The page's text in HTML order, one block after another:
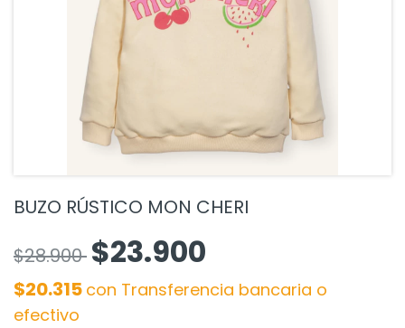
BUZO RÚSTICO MON CHERI
$28.900 $23.900
$20.315 con Transferencia bancaria o
efectivo